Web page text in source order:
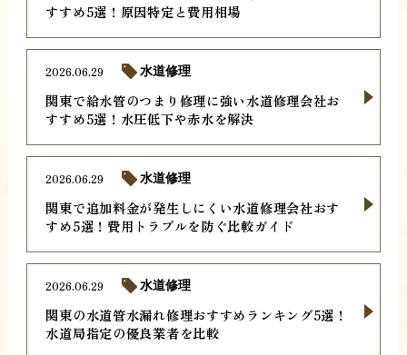
すすめ5選！原因特定と費用相場
関東で給水管のつまり修理に強い水道修理会社お
すすめ5選！水圧低下や赤水を解決
2026.06.29 水道修理
関東で追加料金が発生しにくい水道修理会社おす
すめ5選！費用トラブルを防ぐ比較ガイド
2026.06.29 水道修理
関東の水道管水漏れ修理おすすめランキング5選！
水道局指定の優良業者を比較
2026.06.29 水道修理